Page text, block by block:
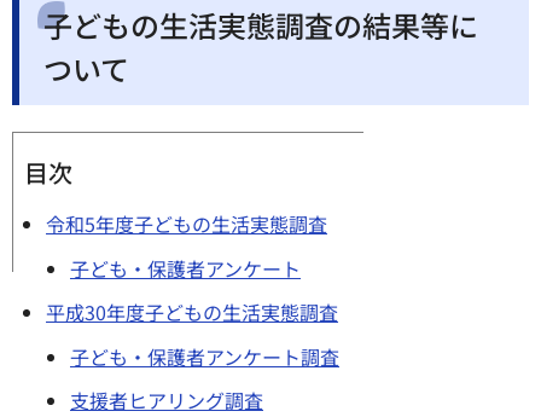
子どもの生活実態調査の結果等に
ついて
目次
令和5年度子どもの生活実態調査
子ども・保護者アンケート
平成30年度子どもの生活実態調査
子ども・保護者アンケート調査
支援者ヒアリング調査